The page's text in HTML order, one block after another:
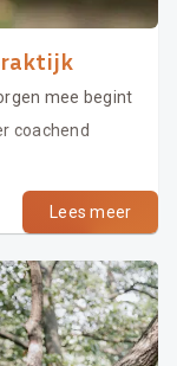
mee begint
coachend
Lees meer